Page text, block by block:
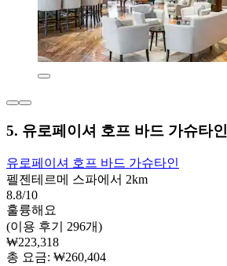
5. 유로페이셔 호프 바드 가슈타인
유로페이셔 호프 바드 가슈타인
펠젠테르메 스파에서 2km
8.8/10
훌륭해요
(이용 후기 296개)
₩223,318
총 요금: ₩260,404